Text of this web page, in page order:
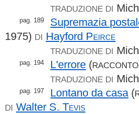
TRADUZIONE DI
pag. 189 Supremazia
1975) DI Hayford Peirce
TRADUZIONE DI
pag. 194 L'errore (
TRADUZIONE DI
pag. 197 Lontano da casa (
DI Walter S. Tevis